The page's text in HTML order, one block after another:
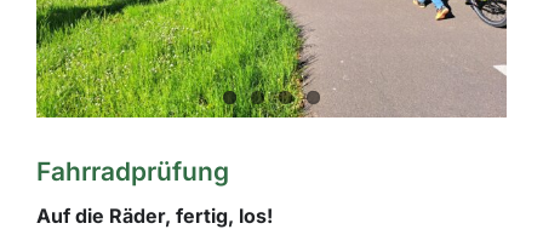
Fahrradprüfung
Auf die Räder, fertig, los!